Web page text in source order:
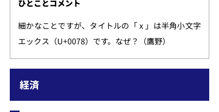
ひとことコメント
細かなことですが、タイトルの「 x 」は半角小文字
エックス（U+0078）です。なぜ？（鷹野）
経済